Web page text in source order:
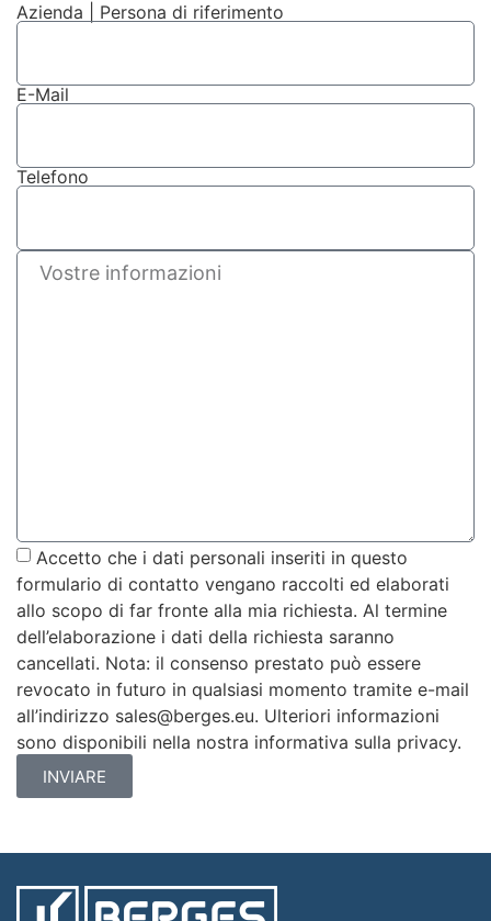
Azienda | Persona di riferimento
E-Mail
Telefono
Accetto che i dati personali inseriti in questo
formulario di contatto vengano raccolti ed elaborati
allo scopo di far fronte alla mia richiesta. Al termine
dell’elaborazione i dati della richiesta saranno
cancellati. Nota: il consenso prestato può essere
revocato in futuro in qualsiasi momento tramite e-mail
all’indirizzo sales@berges.eu. Ulteriori informazioni
sono disponibili nella nostra informativa sulla privacy.
INVIARE